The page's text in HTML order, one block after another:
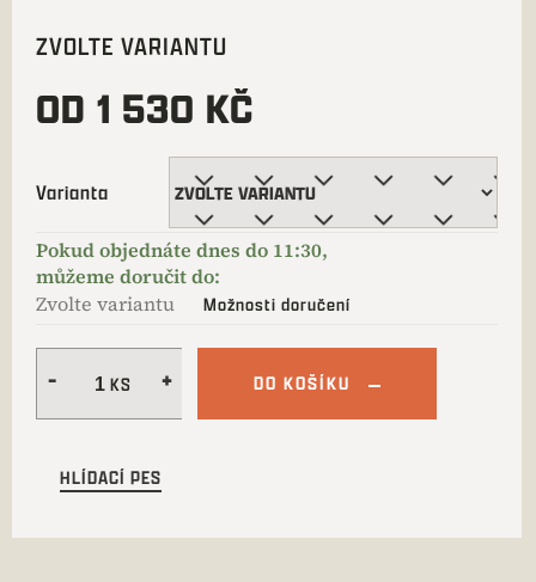
ZVOLTE VARIANTU
OD 1 530 KČ
Varianta
Zvolte variantu Možnosti doručení
DO KOŠÍKU
HLÍDACÍ PES